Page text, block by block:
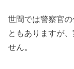
世間では警察官
ともありますが
せん。